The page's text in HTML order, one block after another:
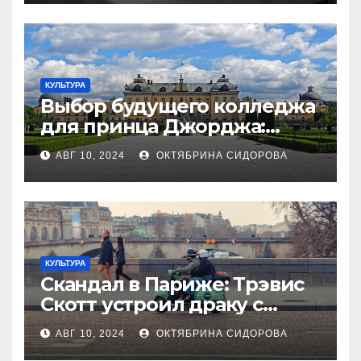
трудностями они
сталкиваются?
КУЛЬТУРА
Выбор будущего колледжа
для принца Джорджа:
Почему родители не могут
прийти к согласию?
АВГ 10, 2024 ОКТЯБРИНА СИДОРОВА
КУЛЬТУРА
Скандал в Париже: Трэвис
Скотт устроил драку с
собственным
телохранителем
АВГ 10, 2024 ОКТЯБРИНА СИДОРОВА